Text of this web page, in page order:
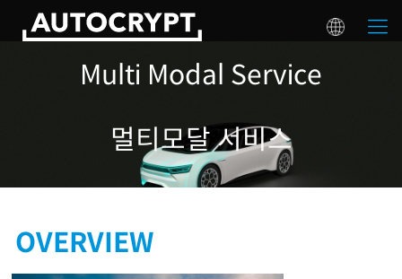
Multi Modal Service
멀티모달 서비스
OVERVIEW